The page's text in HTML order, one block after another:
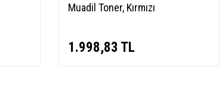
Muadil Toner, Kırmızı
1.998,83 TL